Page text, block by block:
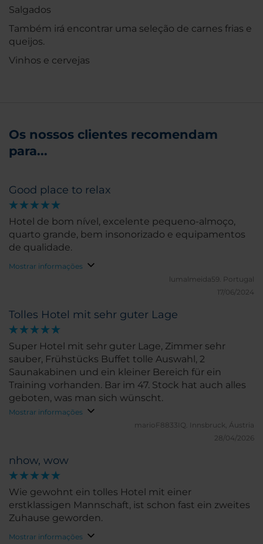
Salgados
Também irá encontrar uma seleção de carnes frias e
queijos.
Vinhos e cervejas
Os nossos clientes recomendam
para...
Good place to relax
Hotel de bom nível, excelente pequeno-almoço,
quarto grande, bem insonorizado e equipamentos
de qualidade.
Mostrar informações
lumalmeida59.
Portugal
17/06/2024
Tolles Hotel mit sehr guter Lage
Super Hotel mit sehr guter Lage, Zimmer sehr
sauber, Frühstücks Buffet tolle Auswahl, 2
Saunakabinen und ein kleiner Bereich für ein
Training vorhanden. Bar im 47. Stock hat auch alles
geboten, was man sich wünscht.
Mostrar informações
marioF8833IQ.
Innsbruck, Áustria
28/04/2026
nhow, wow
Wie gewohnt ein tolles Hotel mit einer
erstklassigen Mannschaft, ist schon fast ein zweites
Zuhause geworden.
Mostrar informações